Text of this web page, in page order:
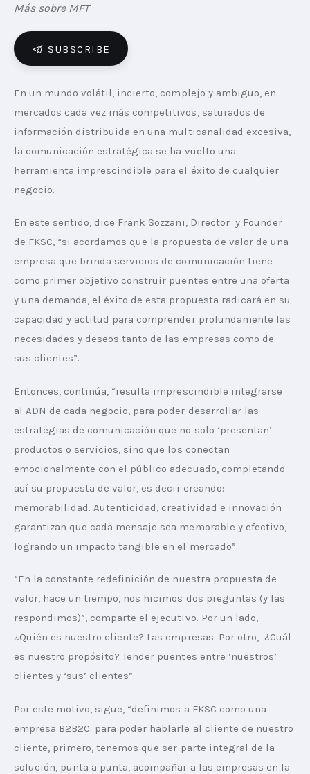
Más sobre MFT
SUBSCRIBE
En un mundo volátil, incierto, complejo y ambiguo, en
mercados cada vez más competitivos, saturados de
información distribuida en una multicanalidad excesiva,
la comunicación estratégica se ha vuelto una
herramienta imprescindible para el éxito de cualquier
negocio.
En este sentido, dice Frank Sozzani, Director  y Founder
de FKSC, “si acordamos que la propuesta de valor de una
empresa que brinda servicios de comunicación tiene
como primer objetivo construir puentes entre una oferta
y una demanda, el éxito de esta propuesta radicará en su
capacidad y actitud para comprender profundamente las
necesidades y deseos tanto de las empresas como de
sus clientes”.
Entonces, continúa, “resulta imprescindible integrarse
al ADN de cada negocio, para poder desarrollar las
estrategias de comunicación que no solo ‘presentan’
productos o servicios, sino que los conectan
emocionalmente con el público adecuado, completando
así su propuesta de valor, es decir creando:
memorabilidad. Autenticidad, creatividad e innovación
garantizan que cada mensaje sea memorable y efectivo,
logrando un impacto tangible en el mercado”.
“En la constante redefinición de nuestra propuesta de
valor, hace un tiempo, nos hicimos dos preguntas (y las
respondimos)”, comparte el ejecutivo. Por un lado,
¿Quién es nuestro cliente? Las empresas. Por otro,  ¿Cuál
es nuestro propósito? Tender puentes entre ‘nuestros’
clientes y ‘sus’ clientes”.
Por este motivo, sigue, “definimos a FKSC como una
empresa B2B2C: para poder hablarle al cliente de nuestro
cliente, primero, tenemos que ser parte integral de la
solución, punta a punta, acompañar a las empresas en la